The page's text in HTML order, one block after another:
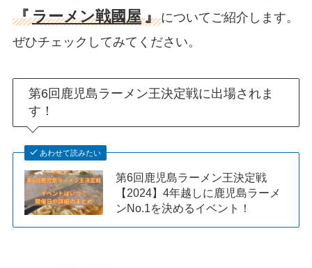
『ラーメン戦國屋』についてご紹介します。
ぜひチェックしてみてください。
第6回鹿児島ラーメン王決定戦に出場されま
す！
あわせて読みたい
第6回鹿児島ラーメン王決定戦
【2024】4年越しに鹿児島ラーメ
ンNo.1を決めるイベント！